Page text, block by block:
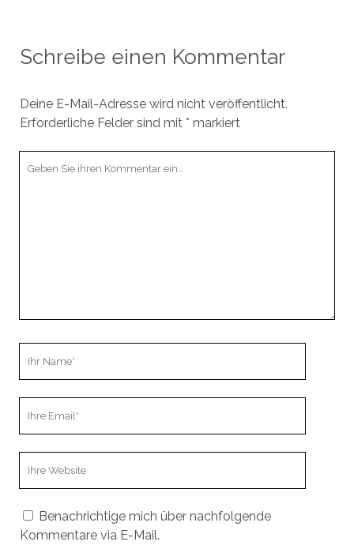
Schreibe einen Kommentar
Deine E-Mail-Adresse wird nicht veröffentlicht.
Erforderliche Felder sind mit * markiert
Benachrichtige mich über nachfolgende
Kommentare via E-Mail.